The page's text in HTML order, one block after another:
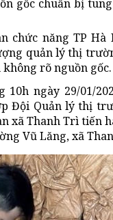
gốc chuẩn bị
chức năng TP Hà
quản lý thị
rõ nguồn gốc.
ngày 29/01/
Đội Quản lý thị
xã Thanh Trì tiến
Vũ Lăng, xã